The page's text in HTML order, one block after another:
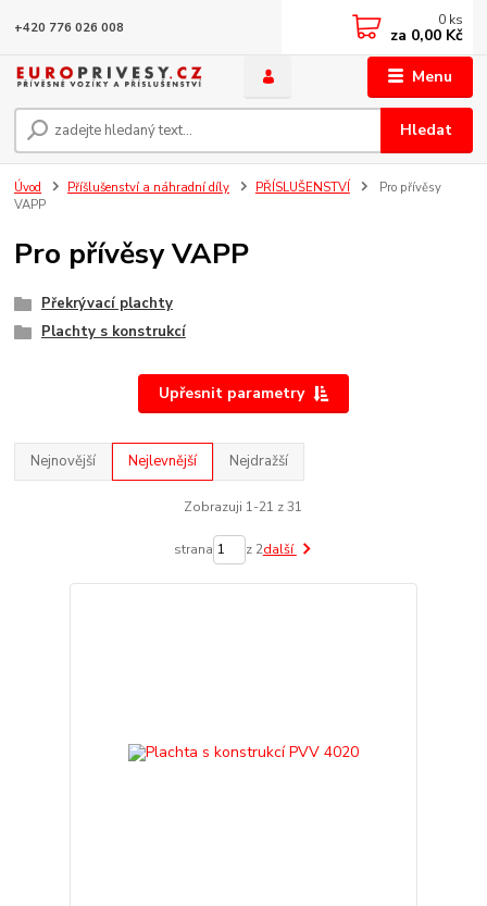
Menu
Hledat
+420 776 026 008 0 ks
za 0,00 Kč
Úvod Příšlušenství a náhradní díly PŘÍSLUŠENSTVÍ
Pro přívěsy
VAPP
Pro přívěsy VAPP
Překrývací plachty
Plachty s konstrukcí
Upřesnit parametry
Nejnovější Nejlevnější Nejdražší
Zobrazuji 1-21 z 31
strana z 2další